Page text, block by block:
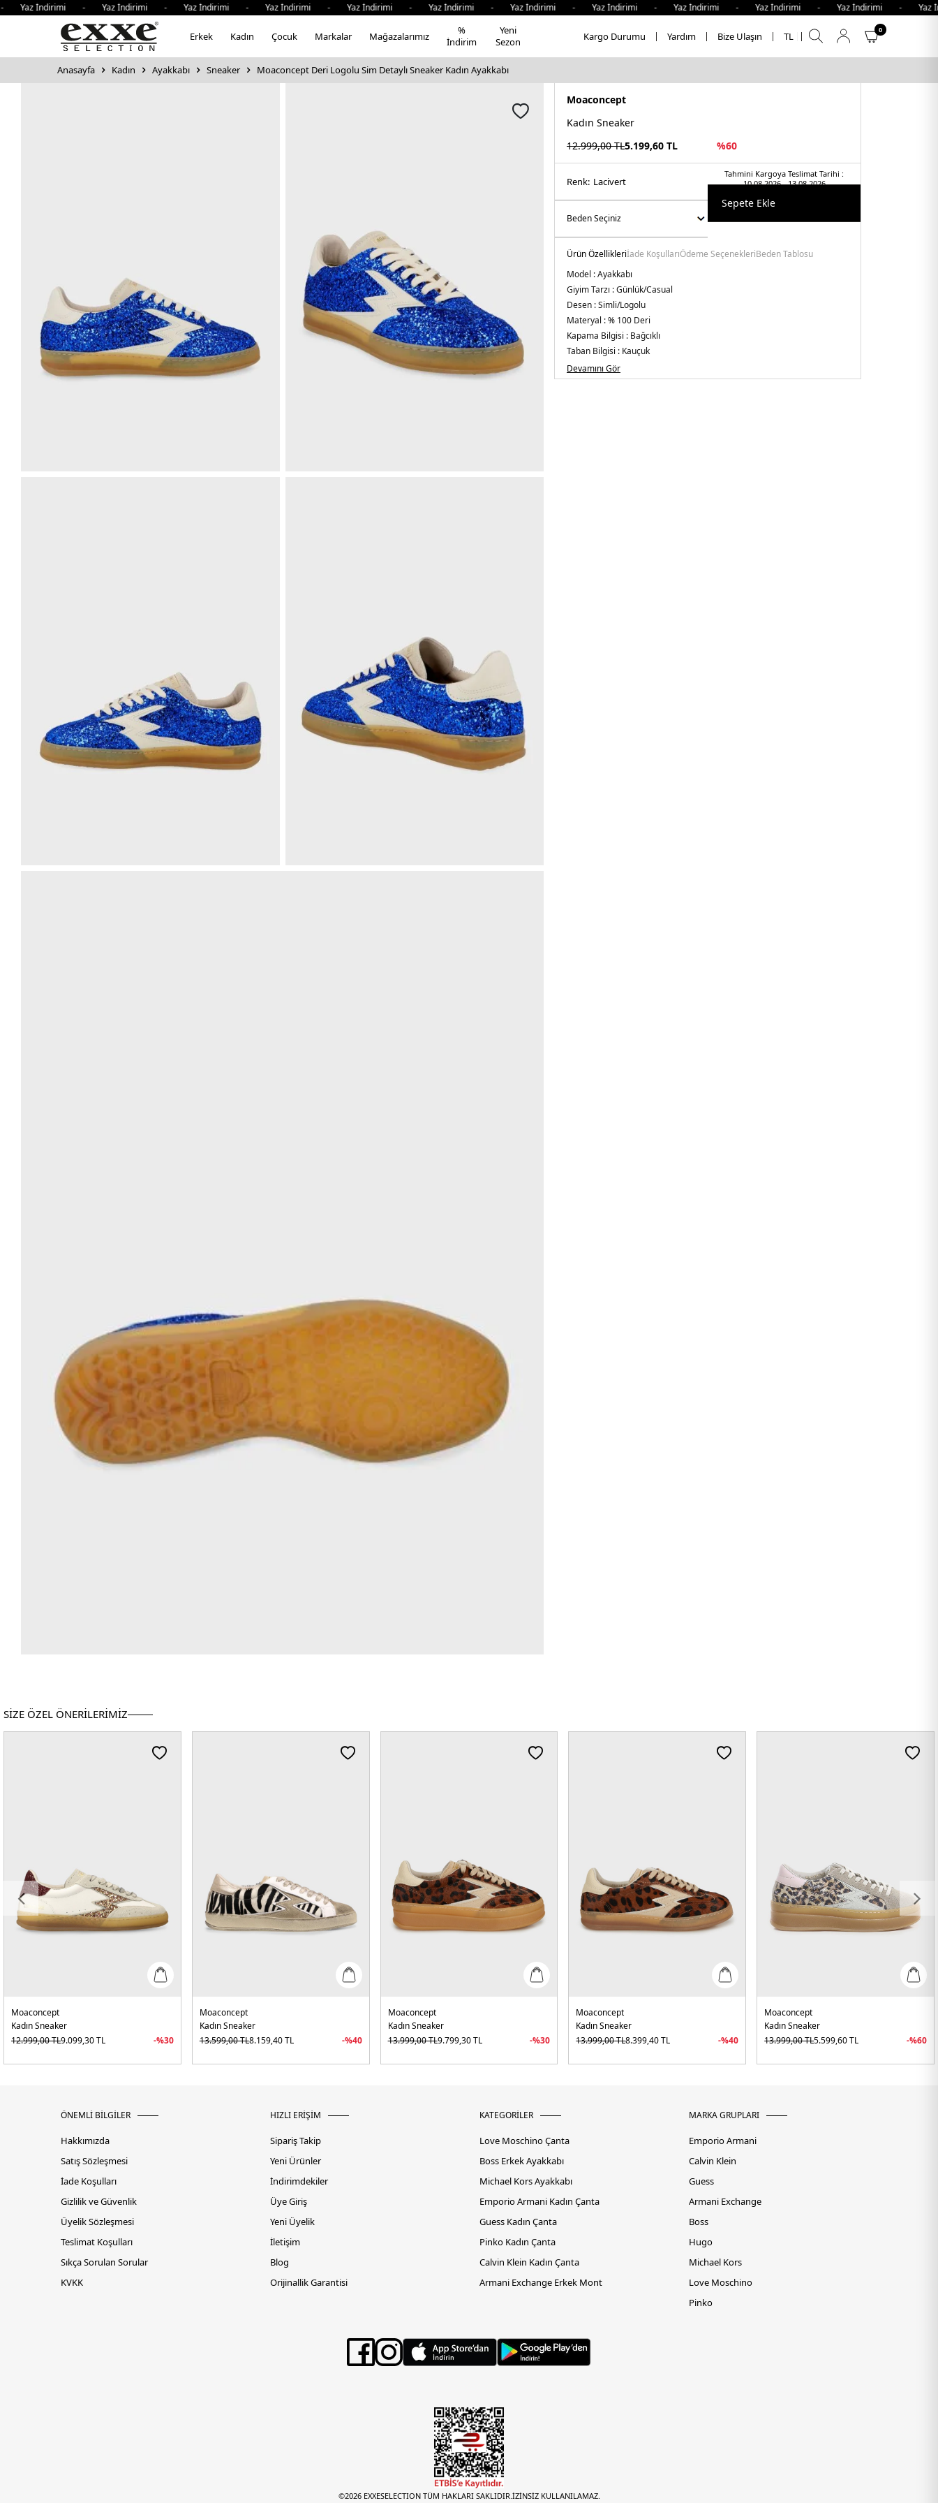
İndirimi - Yaz İndirimi - Yaz İndirimi - Yaz İndirimi - Yaz İndirimi - Yaz İndirimi - Yaz İndirimi - Yaz İndirimi - Yaz İndirimi - Yaz İndirimi - Yaz İndirimi -
Erkek Kadın Çocuk Markalar Mağazalarımız
%
İndirim
Yeni
Sezon
Kargo Durumu Yardım Bize Ulaşın TL
0
Anasayfa Kadın Ayakkabı Sneaker Moaconcept Deri Logolu Sim Detaylı Sneaker Kadın Ayakkabı
Moaconcept
Kadın Sneaker
12.999,00TL5.199,60 TL %60
Tahmini Kargoya Teslimat Tarihi :
10.08.2026 - 13.08.2026
Renk: laci̇vert
Sepete Ekle
Ürün Özellikleriİade KoşullarıÖdeme SeçenekleriBeden Tablosu
Model :Ayakkabı
Giyim Tarzı :Günlük/Casual
Desen :Simli/Logolu
Materyal :% 100 Deri
Kapama Bilgisi : Bağcıklı
Taban Bilgisi : Kauçuk
Taban Kalınlığı :
Üretim Yeri :İtalya
Devamını Gör
SİZE ÖZEL ÖNERİLERİMİZ
Moaconcept
Kadın Sneaker
12.999,00TL9.099,30TL -%30
Moaconcept
Kadın Sneaker
13.599,00TL8.159,40TL -%40
Moaconcept
Kadın Sneaker
13.999,00TL9.799,30TL -%30
Moaconcept
Kadın Sneaker
13.999,00TL8.399,40TL -%40
Moaconcept
Kadın Sneaker
13.999,00TL5.599,60TL -%60
ÖNEMLİ BİLGİLER
Hakkımızda
Satış Sözleşmesi
İade Koşulları
Gizlilik ve Güvenlik
Üyelik Sözleşmesi
Teslimat Koşulları
Sıkça Sorulan Sorular
KVKK
HIZLI ERİŞİM
Sipariş Takip
Yeni Ürünler
İndirimdekiler
Üye Giriş
Yeni Üyelik
İletişim
Blog
Orijinallik Garantisi
KATEGORİLER
Love Moschino Çanta
Boss Erkek Ayakkabı
Michael Kors Ayakkabı
Emporio Armani Kadın Çanta
Guess Kadın Çanta
Pinko Kadın Çanta
Calvin Klein Kadın Çanta
Armani Exchange Erkek Mont
MARKA GRUPLARI
Emporio Armani
Calvin Klein
Guess
Armani Exchange
Boss
Hugo
Michael Kors
Love Moschino
Pinko
©2026 EXXESELECTION TÜM HAKLARI SAKLIDIR.İZİNSİZ KULLANILAMAZ.